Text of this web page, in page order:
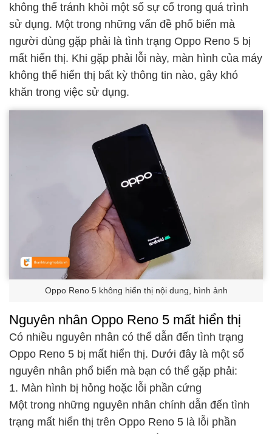
không thể tránh khỏi một số sự cố trong quá trình
sử dụng. Một trong những vấn đề phổ biến mà
người dùng gặp phải là tình trạng Oppo Reno 5 bị
mất hiển thị. Khi gặp phải lỗi này, màn hình của máy
không thể hiển thị bất kỳ thông tin nào, gây khó
khăn trong việc sử dụng.
Oppo Reno 5 không hiển thị nội dung, hình ảnh
Nguyên nhân Oppo Reno 5 mất hiển thị
Có nhiều nguyên nhân có thể dẫn đến tình trạng
Oppo Reno 5 bị mất hiển thị. Dưới đây là một số
nguyên nhân phổ biến mà bạn có thể gặp phải:
1. Màn hình bị hỏng hoặc lỗi phần cứng
Một trong những nguyên nhân chính dẫn đến tình
trạng mất hiển thị trên Oppo Reno 5 là lỗi phần